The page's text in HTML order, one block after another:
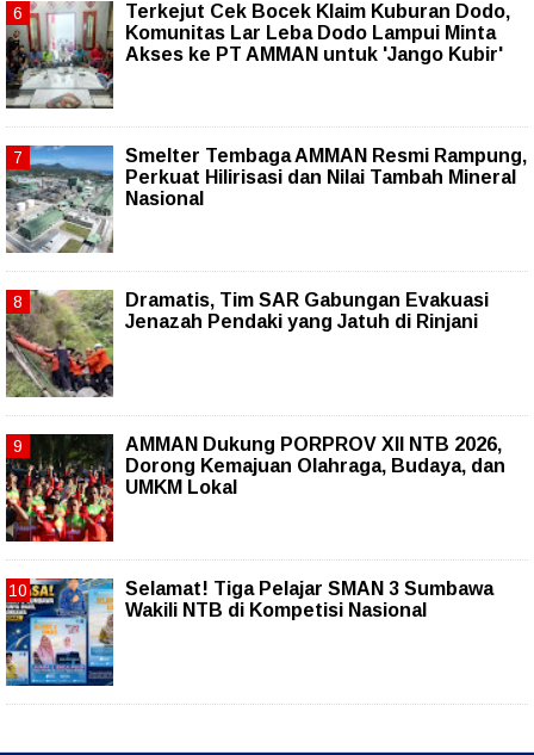
Terkejut Cek Bocek Klaim Kuburan Dodo,
Komunitas Lar Leba Dodo Lampui Minta
Akses ke PT AMMAN untuk 'Jango Kubir'
Smelter Tembaga AMMAN Resmi Rampung,
Perkuat Hilirisasi dan Nilai Tambah Mineral
Nasional
Dramatis, Tim SAR Gabungan Evakuasi
Jenazah Pendaki yang Jatuh di Rinjani
AMMAN Dukung PORPROV XII NTB 2026,
Dorong Kemajuan Olahraga, Budaya, dan
UMKM Lokal
Selamat! Tiga Pelajar SMAN 3 Sumbawa
Wakili NTB di Kompetisi Nasional